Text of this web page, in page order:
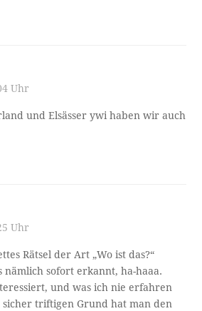
Uhr
und Elsässer ywi haben wir auch
Uhr
Rätsel der Art „Wo ist das?“
nämlich sofort erkannt, ha-haaa.
und was ich nie erfahren
sicher triftigen Grund hat man den